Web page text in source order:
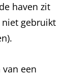
haven zit
gebruikt
een